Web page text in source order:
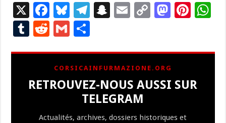
X
F
ac
e
b
o
o
Bl
u
es
ky
T
gr
a
m
S
p
c
h
at
E
l
C
y
Li
n
M
d
n
Pi
es
T
bl
r
R
d
di
t
G
ai
l
ta
g
er
CORSICAINFURMAZIONE.ORG
RETROUVEZ-NOUS AUSSI SUR
TELEGRAM
Actualités, archives, dossiers historiques et